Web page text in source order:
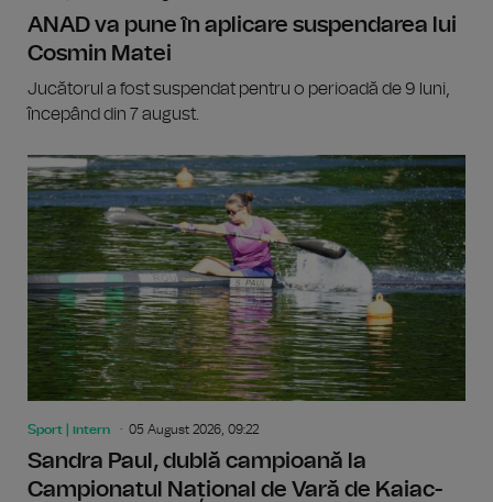
ANAD va pune în aplicare suspendarea lui
Cosmin Matei
Jucătorul a fost suspendat pentru o perioadă de 9 luni,
începând din 7 august.
Sport | intern 05 August 2026, 09:22
Sandra Paul, dublă campioană la
Campionatul Național de Vară de Kaiac-